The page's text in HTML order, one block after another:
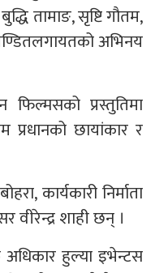
तामाङ, सृष्टि गौतम,
अभिनय
फिल्मसको प्रस्तुतिमा
प्रधानको छायांकार र
कार्यकारी निर्माता
वीरेन्द्र शाही छन् ।
अधिकार हुल्या इभेन्टस